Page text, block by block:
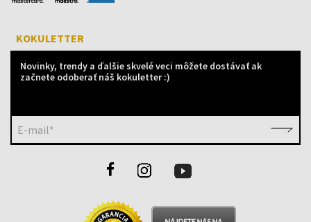
KOKULETTER
Novinky, trendy a ďalšie skvelé veci môžete dostávať ak
začnete odoberať náš kokuletter :)
E-mail*